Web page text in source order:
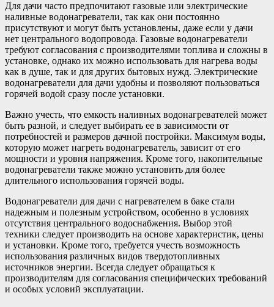
Для дачи часто предпочитают газовые или электрические
наливные водонагреватели, так как они постоянно
присутствуют и могут быть установлены, даже если у дачи
нет центрального водопровода. Газовые водонагреватели
требуют согласования с производителями топлива и сложны в
установке, однако их можно использовать для нагрева воды
как в душе, так и для других бытовых нужд. Электрические
водонагреватели для дачи удобны и позволяют пользоваться
горячей водой сразу после установки.
Важно учесть, что емкость наливных водонагревателей может
быть разной, и следует выбирать ее в зависимости от
потребностей и размеров дачной постройки. Максимум воды,
которую может нагреть водонагреватель, зависит от его
мощности и уровня напряжения. Кроме того, накопительные
водонагреватели также можно установить для более
длительного использования горячей воды.
Водонагреватели для дачи с нагревателем в баке стали
надежным и полезным устройством, особенно в условиях
отсутствия центрального водоснабжения. Выбор этой
техники следует производить на основе характеристик, цены
и установки. Кроме того, требуется учесть возможность
использования различных видов твердотопливных
источников энергии. Всегда следует обращаться к
производителям для согласования специфических требований
и особых условий эксплуатации.